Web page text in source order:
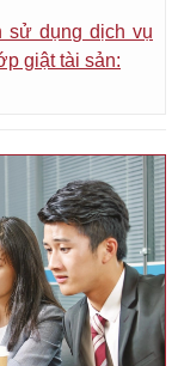
sử dụng dịch vụ
giật tài sản: